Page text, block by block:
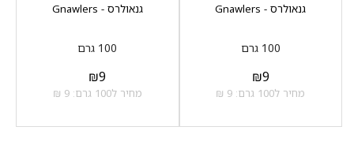
גנאולרס - Gnawlers
100 גרם
₪9
מחיר ל100 גרם: 9 ₪
גנאולרס - Gnawlers
100 גרם
₪9
מחיר ל100 גרם: 9 ₪